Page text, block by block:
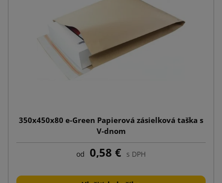
350x450x80 e-Green Papierová zásielková taška s
V-dnom
od 0,58 € s DPH